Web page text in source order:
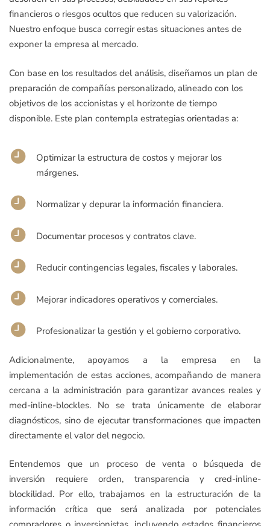
financieros o riesgos ocultos que reducen su valorización.
Nuestro enfoque busca corregir estas situaciones antes de
exponer la empresa al mercado.
Con base en los resultados del análisis, diseñamos un plan de
preparación de compañías personalizado, alineado con los
objetivos de los accionistas y el horizonte de tiempo
disponible. Este plan contempla estrategias orientadas a:
Optimizar la estructura de costos y mejorar los
márgenes.
Normalizar y depurar la información financiera.
Documentar procesos y contratos clave.
Reducir contingencias legales, fiscales y laborales.
Mejorar indicadores operativos y comerciales.
Profesionalizar la gestión y el gobierno corporativo.
Adicionalmente, apoyamos a la empresa en la
implementación de estas acciones, acompañando de manera
cercana a la administración para garantizar avances reales y
med-inline-blockles. No se trata únicamente de elaborar
diagnósticos, sino de ejecutar transformaciones que impacten
directamente el valor del negocio.
Entendemos que un proceso de venta o búsqueda de
inversión requiere orden, transparencia y cred-inline-
blockilidad. Por ello, trabajamos en la estructuración de la
información crítica que será analizada por potenciales